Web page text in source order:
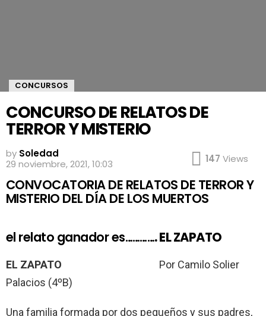
CONCURSOS
CONCURSO DE RELATOS DE
TERROR Y MISTERIO
by Soledad
29 noviembre, 2021, 10:03
147 Views
CONVOCATORIA DE RELATOS DE TERROR Y
MISTERIO DEL DÍA DE LOS MUERTOS
el relato ganador es…………. EL ZAPATO
EL ZAPATO Por Camilo Solier
Palacios (4ºB)
Una familia formada por dos pequeños y sus padres,